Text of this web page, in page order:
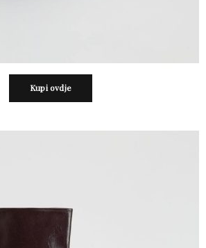
Kupi ovdje